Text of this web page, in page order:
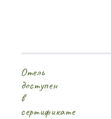
Отель
доступен
в
сертификате